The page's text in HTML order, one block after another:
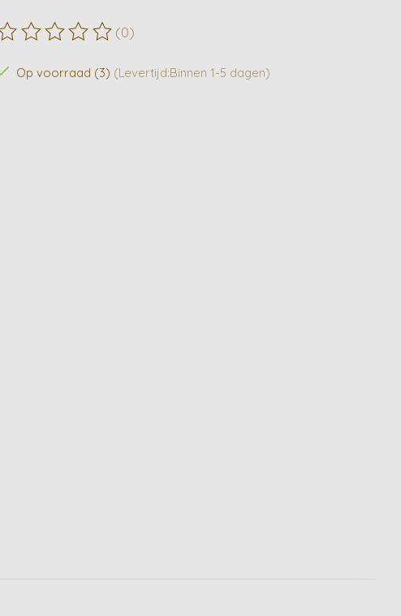
De beoordeling van dit product is
(0)
Op voorraad (3) (Levertijd:Binnen 1-5 dagen)